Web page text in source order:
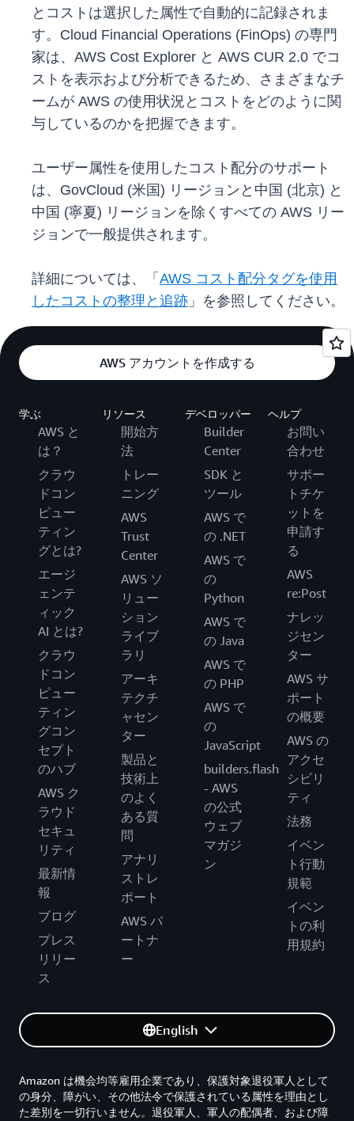
とコストは選択した属性で自動的に記録されま
す。Cloud Financial Operations (FinOps) の専門
家は、AWS Cost Explorer と AWS CUR 2.0 でコ
ストを表示および分析できるため、さまざまなチ
ームが AWS の使用状況とコストをどのように関
与しているのかを把握できます。
ユーザー属性を使用したコスト配分のサポート
は、GovCloud (米国) リージョンと中国 (北京) と
中国 (寧夏) リージョンを除くすべての AWS リー
ジョンで一般提供されます。
詳細については、「 AWS コスト配分タグを使用
したコストの整理と追跡 」を参照してください。
AWS アカウントを作成する
学ぶ
AWS と
は？
クラウ
ドコン
ピュー
ティン
グとは?
エージ
ェンテ
ィック
AI とは?
クラウ
ドコン
ピュー
ティン
グコン
セプト
のハブ
AWS ク
ラウド
セキュ
リティ
最新情
報
ブログ
プレス
リリー
ス
リソース
開始方
法
トレー
ニング
AWS
Trust
Center
AWS ソ
リュー
ション
ライブ
ラリ
アーキ
テクチ
ャセン
ター
製品と
技術上
のよく
ある質
問
アナリ
ストレ
ポート
AWS パ
ートナ
ー
デベロッパー
Builder
Center
SDK と
ツール
AWS で
の .NET
AWS で
の
Python
AWS で
の Java
AWS で
の PHP
AWS で
の
JavaScript
builders.flash
- AWS
の公式
ウェブ
マガジ
ン
ヘルプ
お問い
合わせ
サポー
トチケ
ットを
申請す
る
AWS
re:Post
ナレッ
ジセン
ター
AWS サ
ポート
の概要
AWS の
アクセ
シビリ
ティ
法務
イベン
ト行動
規範
イベン
トの利
用規約
English
Amazon は機会均等雇用企業であり、保護対象退役軍人として
の身分、障がい、その他法令で保護されている属性を理由とし
た差別を一切行いません。退役軍人、軍人の配偶者、および障